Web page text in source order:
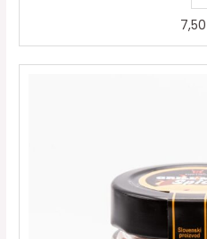
7,50